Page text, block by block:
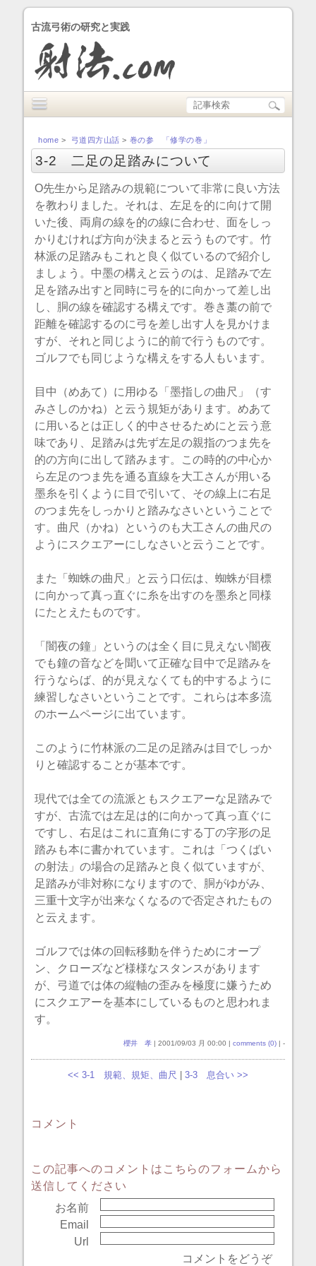
古流弓術の研究と実践
home > 弓道四方山話 > 巻の参 「修学の巻」
3-2 二足の足踏みについて
O先生から足踏みの規範について非常に良い方法
を教わりました。それは、左足を的に向けて開
いた後、両肩の線を的の線に合わせ、面をしっ
かりむければ方向が決まると云うものです。竹
林派の足踏みもこれと良く似ているので紹介し
ましょう。中墨の構えと云うのは、足踏みで左
足を踏み出すと同時に弓を的に向かって差し出
し、胴の線を確認する構えです。巻き藁の前で
距離を確認するのに弓を差し出す人を見かけま
すが、それと同じように的前で行うものです。
ゴルフでも同じような構えをする人もいます。
目中（めあて）に用ゆる「墨指しの曲尺」（す
みさしのかね）と云う規矩があります。めあて
に用いるとは正しく的中させるためにと云う意
味であり、足踏みは先ず左足の親指のつま先を
的の方向に出して踏みます。この時的の中心か
ら左足のつま先を通る直線を大工さんが用いる
墨糸を引くように目で引いて、その線上に右足
のつま先をしっかりと踏みなさいということで
す。曲尺（かね）というのも大工さんの曲尺の
ようにスクエアーにしなさいと云うことです。
また「蜘蛛の曲尺」と云う口伝は、蜘蛛が目標
に向かって真っ直ぐに糸を出すのを墨糸と同様
にたとえたものです。
「闇夜の鐘」というのは全く目に見えない闇夜
でも鐘の音などを聞いて正確な目中で足踏みを
行うならば、的が見えなくても的中するように
練習しなさいということです。これらは本多流
のホームページに出ています。
このように竹林派の二足の足踏みは目でしっか
りと確認することが基本です。
現代では全ての流派ともスクエアーな足踏みで
すが、古流では左足は的に向かって真っ直ぐに
ですし、右足はこれに直角にする丁の字形の足
踏みも本に書かれています。これは「つくばい
の射法」の場合の足踏みと良く似ていますが、
足踏みが非対称になりますので、胴がゆがみ、
三重十文字が出来なくなるので否定されたもの
と云えます。
ゴルフでは体の回転移動を伴うためにオープ
ン、クローズなど様様なスタンスがあります
が、弓道では体の縦軸の歪みを極度に嫌うため
にスクエアーを基本にしているものと思われま
す。
櫻井 孝 | 2001/09/03 月 00:00 | comments (0) | -
<< 3-1 規範、規矩、曲尺 | 3-3 息合い >>
コメント
この記事へのコメントはこちらのフォームから
送信してください
お名前
Email
Url
コメントをどうぞ